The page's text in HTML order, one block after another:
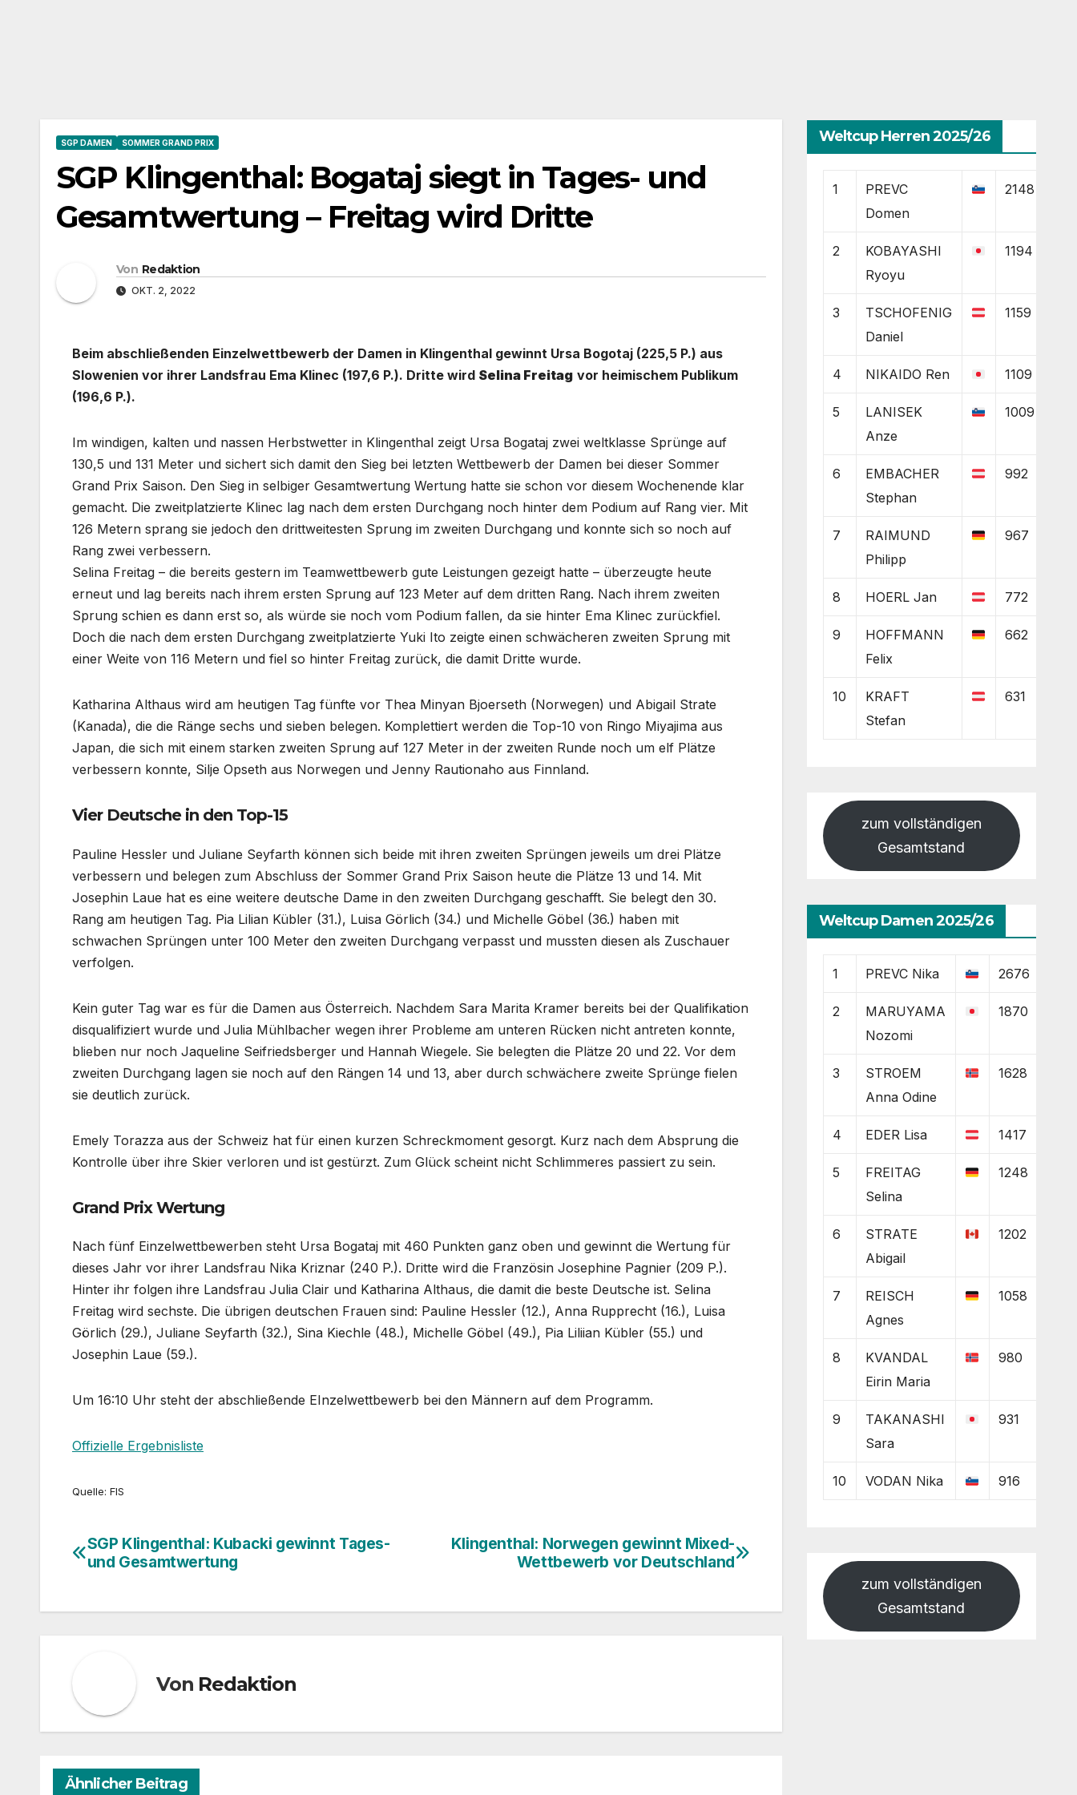
SGP DAMEN SOMMER GRAND PRIX
SGP Klingenthal: Bogataj siegt in Tages- und
Gesamtwertung – Freitag wird Dritte
Von Redaktion
OKT. 2, 2022
Beim abschließenden Einzelwettbewerb der Damen in Klingenthal gewinnt Ursa Bogotaj (225,5 P.) aus
Slowenien vor ihrer Landsfrau Ema Klinec (197,6 P.). Dritte wird Selina Freitag vor heimischem Publikum
(196,6 P.).
Im windigen, kalten und nassen Herbstwetter in Klingenthal zeigt Ursa Bogataj zwei weltklasse Sprünge auf
130,5 und 131 Meter und sichert sich damit den Sieg bei letzten Wettbewerb der Damen bei dieser Sommer
Grand Prix Saison. Den Sieg in selbiger Gesamtwertung Wertung hatte sie schon vor diesem Wochenende klar
gemacht. Die zweitplatzierte Klinec lag nach dem ersten Durchgang noch hinter dem Podium auf Rang vier. Mit
126 Metern sprang sie jedoch den drittweitesten Sprung im zweiten Durchgang und konnte sich so noch auf
Rang zwei verbessern.
Selina Freitag – die bereits gestern im Teamwettbewerb gute Leistungen gezeigt hatte – überzeugte heute
erneut und lag bereits nach ihrem ersten Sprung auf 123 Meter auf dem dritten Rang. Nach ihrem zweiten
Sprung schien es dann erst so, als würde sie noch vom Podium fallen, da sie hinter Ema Klinec zurückfiel.
Doch die nach dem ersten Durchgang zweitplatzierte Yuki Ito zeigte einen schwächeren zweiten Sprung mit
einer Weite von 116 Metern und fiel so hinter Freitag zurück, die damit Dritte wurde.
Katharina Althaus wird am heutigen Tag fünfte vor Thea Minyan Bjoerseth (Norwegen) und Abigail Strate
(Kanada), die die Ränge sechs und sieben belegen. Komplettiert werden die Top-10 von Ringo Miyajima aus
Japan, die sich mit einem starken zweiten Sprung auf 127 Meter in der zweiten Runde noch um elf Plätze
verbessern konnte, Silje Opseth aus Norwegen und Jenny Rautionaho aus Finnland.
Vier Deutsche in den Top-15
Pauline Hessler und Juliane Seyfarth können sich beide mit ihren zweiten Sprüngen jeweils um drei Plätze
verbessern und belegen zum Abschluss der Sommer Grand Prix Saison heute die Plätze 13 und 14. Mit
Josephin Laue hat es eine weitere deutsche Dame in den zweiten Durchgang geschafft. Sie belegt den 30.
Rang am heutigen Tag. Pia Lilian Kübler (31.), Luisa Görlich (34.) und Michelle Göbel (36.) haben mit
schwachen Sprüngen unter 100 Meter den zweiten Durchgang verpasst und mussten diesen als Zuschauer
verfolgen.
Kein guter Tag war es für die Damen aus Österreich. Nachdem Sara Marita Kramer bereits bei der Qualifikation
disqualifiziert wurde und Julia Mühlbacher wegen ihrer Probleme am unteren Rücken nicht antreten konnte,
blieben nur noch Jaqueline Seifriedsberger und Hannah Wiegele. Sie belegten die Plätze 20 und 22. Vor dem
zweiten Durchgang lagen sie noch auf den Rängen 14 und 13, aber durch schwächere zweite Sprünge fielen
sie deutlich zurück.
Emely Torazza aus der Schweiz hat für einen kurzen Schreckmoment gesorgt. Kurz nach dem Absprung die
Kontrolle über ihre Skier verloren und ist gestürzt. Zum Glück scheint nicht Schlimmeres passiert zu sein.
Grand Prix Wertung
Nach fünf Einzelwettbewerben steht Ursa Bogataj mit 460 Punkten ganz oben und gewinnt die Wertung für
dieses Jahr vor ihrer Landsfrau Nika Kriznar (240 P.). Dritte wird die Französin Josephine Pagnier (209 P.).
Hinter ihr folgen ihre Landsfrau Julia Clair und Katharina Althaus, die damit die beste Deutsche ist. Selina
Freitag wird sechste. Die übrigen deutschen Frauen sind: Pauline Hessler (12.), Anna Rupprecht (16.), Luisa
Görlich (29.), Juliane Seyfarth (32.), Sina Kiechle (48.), Michelle Göbel (49.), Pia Liliian Kübler (55.) und
Josephin Laue (59.).
Um 16:10 Uhr steht der abschließende EInzelwettbewerb bei den Männern auf dem Programm.
Offizielle Ergebnisliste
Quelle: FIS
Beitragsnavigation
Klingenthal: Norwegen gewinnt Mixed-
Wettbewerb vor Deutschland
SGP Klingenthal: Kubacki gewinnt Tages-
und Gesamtwertung
Von Redaktion
Ähnlicher Beitrag
Weltcup Herren 2025/26
1
PREVC
Domen
2148
2
KOBAYASHI
Ryoyu
1194
3
TSCHOFENIG
Daniel
1159
4 NIKAIDO Ren 1109
5
LANISEK
Anze
1009
6
EMBACHER
Stephan
992
7
RAIMUND
Philipp
967
8 HOERL Jan 772
9
HOFFMANN
Felix
662
10
KRAFT
Stefan
631
zum vollständigen
Gesamtstand
Weltcup Damen 2025/26
1 PREVC Nika 2676
2
MARUYAMA
Nozomi
1870
3
STROEM
Anna Odine
1628
4 EDER Lisa 1417
5
FREITAG
Selina
1248
6
STRATE
Abigail
1202
7
REISCH
Agnes
1058
8
KVANDAL
Eirin Maria
980
9
TAKANASHI
Sara
931
10 VODAN Nika 916
zum vollständigen
Gesamtstand